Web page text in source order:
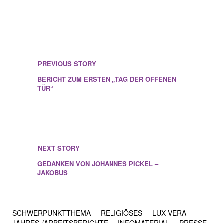
PREVIOUS STORY
BERICHT ZUM ERSTEN „TAG DER OFFENEN
TÜR“
NEXT STORY
GEDANKEN VON JOHANNES PICKEL –
JAKOBUS
SCHWERPUNKTTHEMA RELIGIÖSES
LUX VERA